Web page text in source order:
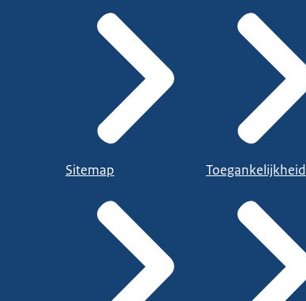
Sitemap Toegankelijkheid